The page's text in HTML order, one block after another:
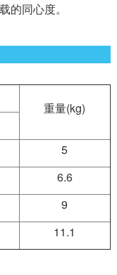
的同心度。
重量(kg)
5
6.6
9
11.1